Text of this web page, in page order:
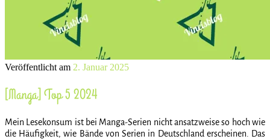
Veröffentlicht am 2. Januar 2025
[Manga] Top 5 2024
Mein Lesekonsum ist bei Manga-Serien nicht ansatzweise so hoch wie
die Häufigkeit, wie Bände von Serien in Deutschland erscheinen. Das